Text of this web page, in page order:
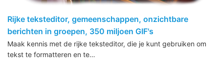
Rijke teksteditor, gemeenschappen, onzichtbare
berichten in groepen, 350 miljoen GIF's
Maak kennis met de rijke teksteditor, die je kunt gebruiken om
tekst te formatteren en te…